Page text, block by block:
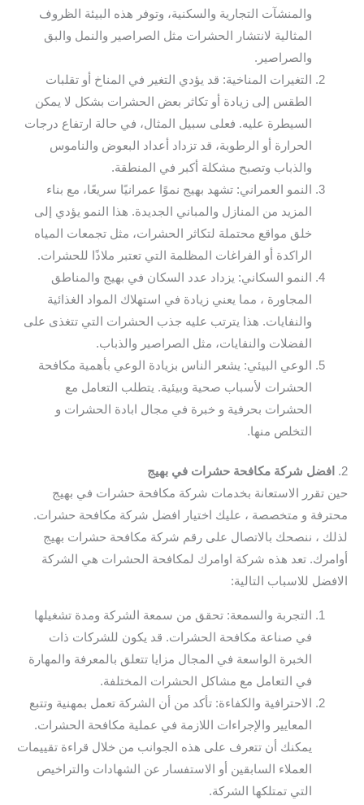
والمنشآت التجارية والسكنية، وتوفر هذه البيئة الظروف
المثالية لانتشار الحشرات مثل الصراصير والنمل والبق
والصراصير.
التغيرات المناخية: قد يؤدي التغير في المناخ أو تقلبات
الطقس إلى زيادة أو تكاثر بعض الحشرات بشكل لا يمكن
السيطرة عليه. فعلى سبيل المثال، في حالة ارتفاع درجات
الحرارة أو الرطوبة، قد تزداد أعداد البعوض والناموس
والذباب وتصبح مشكلة أكبر في المنطقة.
النمو العمراني: تشهد بهيج نموًا عمرانيًا سريعًا، مع بناء
المزيد من المنازل والمباني الجديدة. هذا النمو يؤدي إلى
خلق مواقع محتملة لتكاثر الحشرات، مثل تجمعات المياه
الراكدة أو الفراغات المظلمة التي تعتبر ملاذًا للحشرات.
النمو السكاني: يزداد عدد السكان في بهيج والمناطق
المجاورة ، مما يعني زيادة في استهلاك المواد الغذائية
والنفايات. هذا يترتب عليه جذب الحشرات التي تتغذى على
الفضلات والنفايات، مثل الصراصير والذباب.
الوعي البيئي: يشعر الناس بزيادة الوعي بأهمية مكافحة
الحشرات لأسباب صحية وبيئية. يتطلب التعامل مع
الحشرات بحرفية و خبرة في مجال ابادة الحشرات و
التخلص منها.
2.
افضل شركة مكافحة حشرات في بهيج
حين تقرر الاستعانة بخدمات شركة مكافحة حشرات في بهيج
محترفة و متخصصة ، عليك اختيار افضل شركة مكافحة حشرات.
لذلك ، ننصحك بالاتصال على رقم شركة مكافحة حشرات بهيج
أوامرك. تعد هذه شركة اوامرك لمكافحة الحشرات هي الشركة
الافضل للاسباب التالية:
التجربة والسمعة: تحقق من سمعة الشركة ومدة تشغيلها
في صناعة مكافحة الحشرات. قد يكون للشركات ذات
الخبرة الواسعة في المجال مزايا تتعلق بالمعرفة والمهارة
في التعامل مع مشاكل الحشرات المختلفة.
الاحترافية والكفاءة: تأكد من أن الشركة تعمل بمهنية وتتبع
المعايير والإجراءات اللازمة في عملية مكافحة الحشرات.
يمكنك أن تتعرف على هذه الجوانب من خلال قراءة تقييمات
العملاء السابقين أو الاستفسار عن الشهادات والتراخيص
التي تمتلكها الشركة.